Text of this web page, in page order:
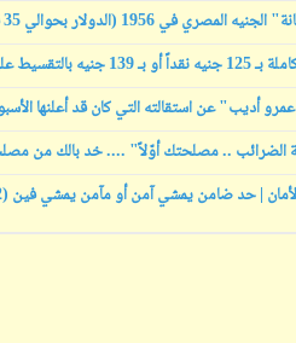
بحوالي 35 قرش): المصريون يشهدون عصر "نتانة" الجنيه في 2025 (الدولار بحوالي 50 جنيه)
أديب" عن استقالته التي كان قد أعلنها
.. مصلحتك أوّلاً" .... خد بالك من
| حد ضامن يمشي آمن أو مآمن يمشي فين (2)